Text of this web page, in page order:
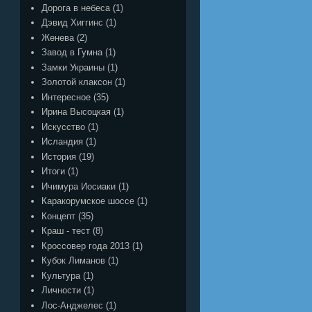
Дорога в небеса (1)
Дэвид Хиггинс (1)
Женева (2)
Завод в Гумна (1)
Замки Украины (1)
Золотой клаксон (1)
Интересное (35)
Ирина Высоцкая (1)
Искусство (1)
Исландия (1)
История (19)
Итоги (1)
Ичимура Иосиаки (1)
Каракорумское шоссе (1)
Концепт (35)
Краш - тест (8)
Кроссовер года 2013 (1)
Кубок Лиманов (1)
Культура (1)
Личности (1)
Лос-Анджелес (1)